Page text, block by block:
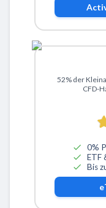
52% der
CFD-
0%
ETF
Bis